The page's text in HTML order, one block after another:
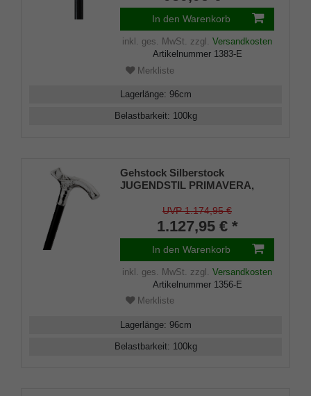
edlem Makassar Ebenholz,
inklusiv Schlankpuffer.
In den Warenkorb
inkl. ges. MwSt. zzgl. Versandkosten
Artikelnummer 1383-E
Merkliste
Lagerlänge: 96cm
Belastbarkeit: 100kg
Gehstock Silberstock
JUGENDSTIL PRIMAVERA,
echtem 925/1000 Sterlingsilber
mit aufwändigen Ziselierungen,
aufgesetzt auf einen Stock aus
edlem Makassar-Ebenholz,
inklusiv Gummipuffer.
UVP 1.174,95 €
1.127,95 € *
In den Warenkorb
inkl. ges. MwSt. zzgl. Versandkosten
Artikelnummer 1356-E
Merkliste
Lagerlänge: 96cm
Belastbarkeit: 100kg